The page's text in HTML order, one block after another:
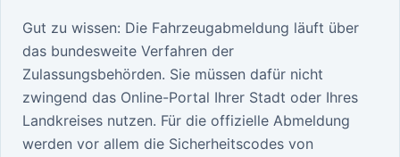
Gut zu wissen: Die Fahrzeugabmeldung läuft über
das bundesweite Verfahren der
Zulassungsbehörden. Sie müssen dafür nicht
zwingend das Online-Portal Ihrer Stadt oder Ihres
Landkreises nutzen. Für die offizielle Abmeldung
werden vor allem die Sicherheitscodes von